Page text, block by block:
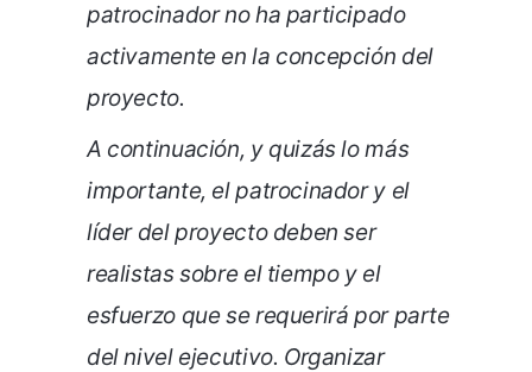
patrocinador no ha participado
activamente en la concepción del
proyecto.
A continuación, y quizás lo más
importante, el patrocinador y el
líder del proyecto deben ser
realistas sobre el tiempo y el
esfuerzo que se requerirá por parte
del nivel ejecutivo. Organizar